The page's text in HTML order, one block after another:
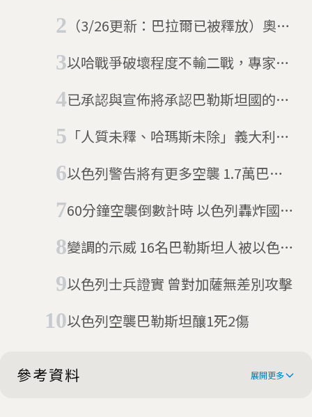
（3/26更新：巴拉爾已被釋放）奧斯
勒斯坦籍導演遭以色列定居者襲擊後
被軍方帶走
以哈戰爭破壞程度不輸二戰，專家：
活
已承認與宣佈將承認巴勒斯坦國的國
「人質未釋、哈瑪斯未除」義大利總
城市大規模罷工抗議
以色列警告將有更多空襲 1.7萬巴勒
60分鐘空襲倒數計時 以色列轟炸國際
變調的示威 16名巴勒斯坦人被以色列
以色列士兵證實 曾對加薩無差別攻擊
以色列空襲巴勒斯坦釀1死2傷
參考資料 展開更多